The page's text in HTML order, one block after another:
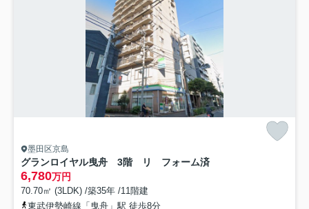
墨田区京島
グランロイヤル曳舟 3階 リ フォーム済
6,780万円
70.70㎡ (3LDK) /築35年 /11階建
東武伊勢崎線「曳舟」駅 徒歩8分